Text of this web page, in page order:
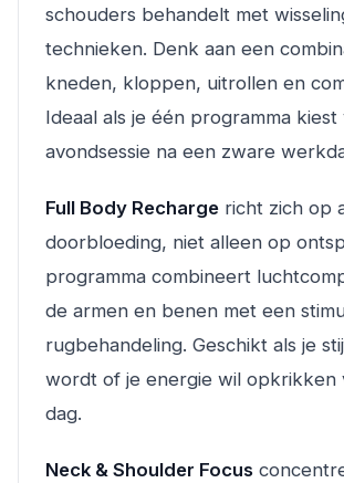
schouders behandelt met
technieken. Denk aan een
kneden, kloppen, uitrollen en
Ideaal als je één programma
avondsessie na een zware
Full Body Recharge richt zich op
doorbloeding, niet alleen op
programma combineert
de armen en benen met een
rugbehandeling. Geschikt als je
wordt of je energie wil opkrikken
dag.
Neck & Shoulder Focus